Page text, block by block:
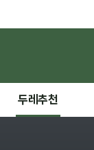
두레추천